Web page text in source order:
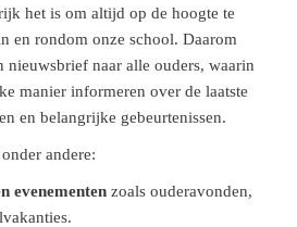
het is om altijd op de hoogte te
en rondom onze school. Daarom
nieuwsbrief naar alle ouders, waarin
manier informeren over de laatste
en belangrijke gebeurtenissen.
andere:
evenementen zoals ouderavonden,